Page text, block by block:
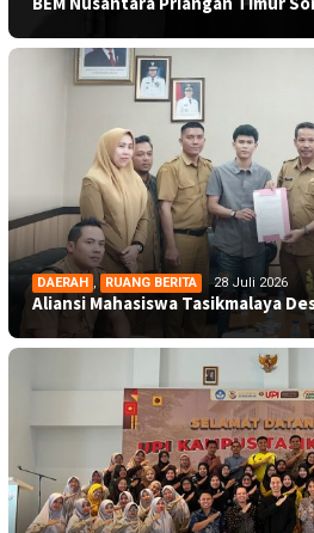
DAERAH , RUANG BERITA 28 Juli 2026
Aliansi Mahasiswa Tasikmalaya